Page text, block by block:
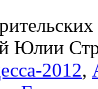
Юлии
2012,